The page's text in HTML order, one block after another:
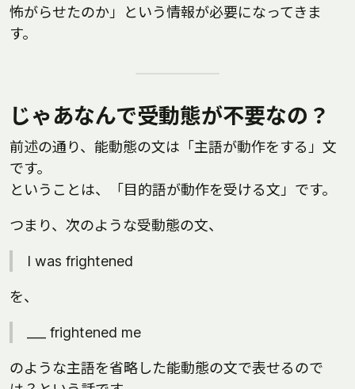
怖がらせたのか」という情報が必要になってきま
す。
じゃあなんで受動態が不要なの？
前述の通り、能動態の文は「主語が動作をする」文
です。
ということは、「目的語が動作を受ける文」です。
つまり、次のような受動態の文、
I was frightened
を、
___ frightened me
のような主語を省略した能動態の文で表せるので